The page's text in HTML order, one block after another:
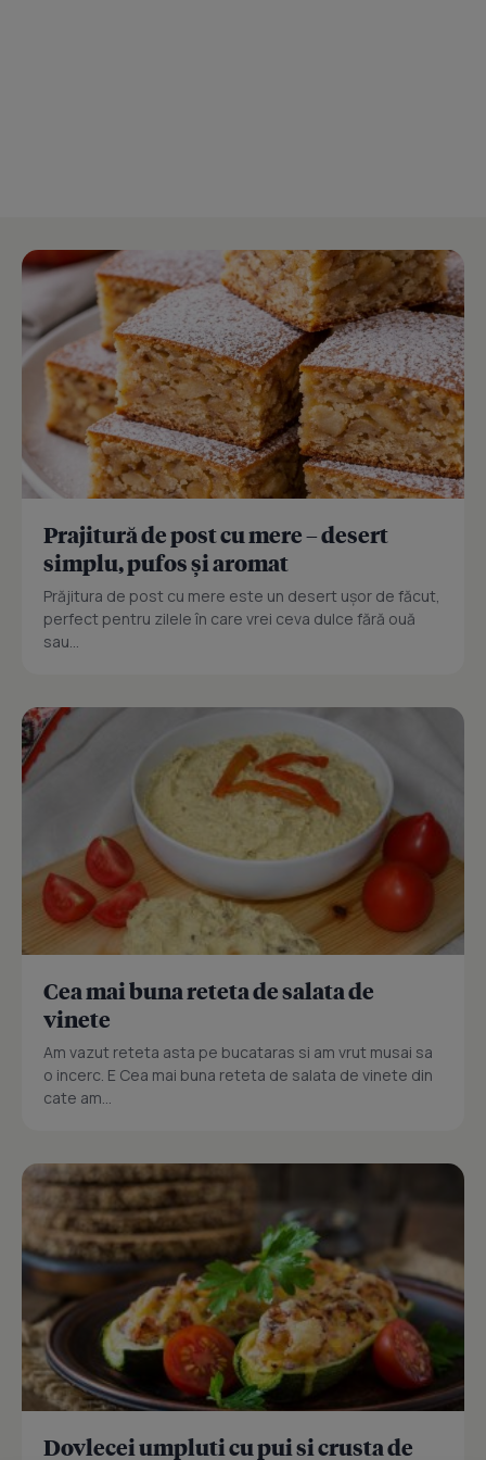
Prajitură de post cu mere – desert
simplu, pufos și aromat
Prăjitura de post cu mere este un desert ușor de făcut,
perfect pentru zilele în care vrei ceva dulce fără ouă
sau...
Cea mai buna reteta de salata de
vinete
Am vazut reteta asta pe bucataras si am vrut musai sa
o incerc. E Cea mai buna reteta de salata de vinete din
cate am...
Dovlecei umpluti cu pui si crusta de